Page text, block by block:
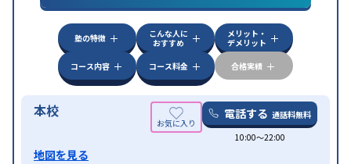
中高一貫校生に対応成績保証制度あり授業の振替
可能不登校生に対応学習にPC・タブレットを利用
オンライン対応1科目から受講可能
塾の特徴
こんな人に
おすすめ
メリット・
デメリット
コース内容
コース料金 合格実績
本校 電話する 通話料無料
10:00〜22:00
地図を見る